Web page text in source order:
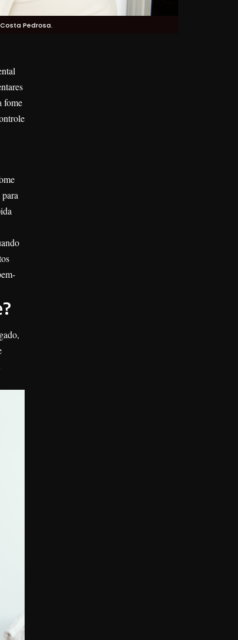
Pedrosa.
fome